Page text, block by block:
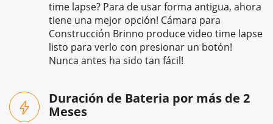
time lapse? Para de usar forma antigua, ahora
tiene una mejor opción! Cámara para
Construcción Brinno produce video time lapse
listo para verlo con presionar un botón!
Nunca antes ha sido tan fácil!
Duración de Bateria por más de 2
Meses